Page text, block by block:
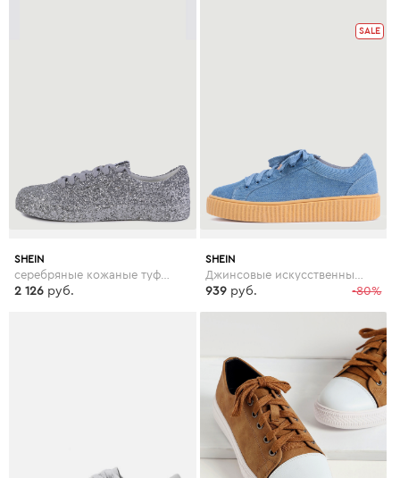
SHEIN
2 126 руб.
SALE
SHEIN
-80%
939 руб.